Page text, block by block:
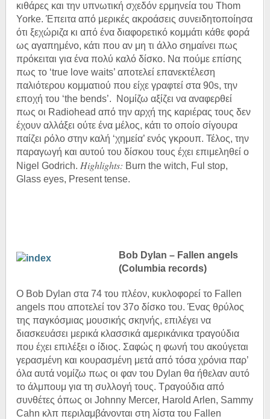
κιθάρες και την υπνωτική σχεδόν ερμηνεία του Thom
Yorke. Έπειτα από μερικές ακροάσεις συνειδητοποίησα
ότι ξεχώριζα κι από ένα διαφορετικό κομμάτι κάθε φορά
ως αγαπημένο, κάτι που αν μη τι άλλο σημαίνει πως
πρόκειται για ένα πολύ καλό δίσκο. Να πούμε επίσης
πως το ‘true love waits’ αποτελεί επανεκτέλεση
παλιότερου κομματιού που είχε γραφτεί στα 90s, την
εποχή του ‘the bends’. Νομίζω αξίζει να αναφερθεί
πως οι Radiohead από την αρχή της καριέρας τους δεν
έχουν αλλάξει ούτε ένα μέλος, κάτι το οποίο σίγουρα
παίζει ρόλο στην καλή ‘χημεία’ ενός γκρουπ. Τέλος, την
παραγωγή και αυτού του δίσκου τους έχει επιμεληθεί ο
Nigel Godrich. Highlights: Burn the witch, Ful stop,
Glass eyes, Present tense.
Bob Dylan – Fallen angels
(Columbia records)
O Bob Dylan στα 74 του πλέον, κυκλοφορεί το Fallen
angels που αποτελεί τον 37ο δίσκο του. Ένας θρύλος
της παγκόσμιας μουσικής σκηνής, επιλέγει να
διασκευάσει μερικά κλασσικά αμερικάνικα τραγούδια
που έχει επιλέξει ο ίδιος. Σαφώς η φωνή του ακούγεται
γερασμένη και κουρασμένη μετά από τόσα χρόνια παρ’
όλα αυτά νομίζω πως οι φαν του Dylan θα ήθελαν αυτό
το άλμπουμ για τη συλλογή τους. Τραγούδια από
συνθέτες όπως οι Johnny Mercer, Harold Arlen, Sammy
Cahn κλπ περιλαμβάνονται στη λίστα του Fallen